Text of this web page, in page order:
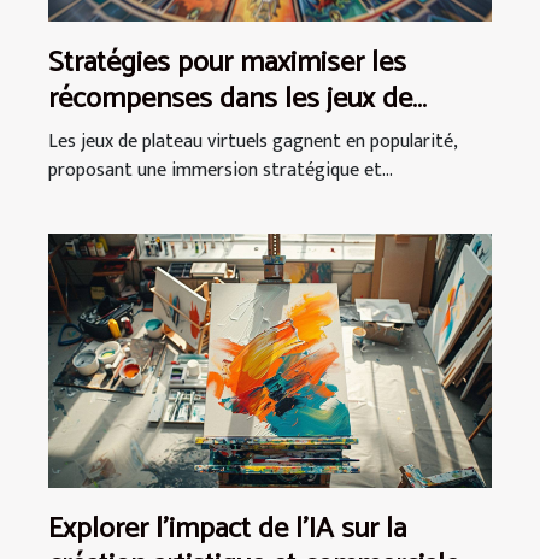
Stratégies pour maximiser les
récompenses dans les jeux de
plateau virtuels
Les jeux de plateau virtuels gagnent en popularité,
proposant une immersion stratégique et...
Explorer l'impact de l'IA sur la